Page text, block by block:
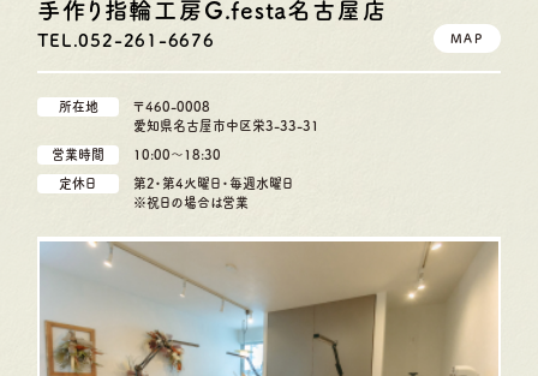
手作り指輪工房G.festa名古屋店
TEL.052-261-6676 MAP
所在地
〒460-0008
愛知県名古屋市中区栄3-33-31
営業時間 10:00〜18:30
定休日
第2・第4火曜日・毎週水曜日
※祝日の場合は営業